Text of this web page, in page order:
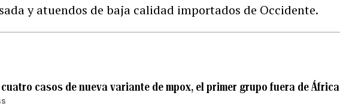
y atuendos de baja calidad importados de Occidente.
casos de nueva variante de mpox, el primer grupo fuera de África